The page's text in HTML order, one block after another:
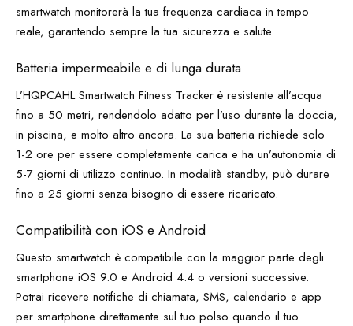
smartwatch monitorerà la tua frequenza cardiaca in tempo
reale, garantendo sempre la tua sicurezza e salute.
Batteria impermeabile e di lunga durata
L’HQPCAHL Smartwatch Fitness Tracker è resistente all’acqua
fino a 50 metri, rendendolo adatto per l’uso durante la doccia,
in piscina, e molto altro ancora. La sua batteria richiede solo
1-2 ore per essere completamente carica e ha un’autonomia di
5-7 giorni di utilizzo continuo. In modalità standby, può durare
fino a 25 giorni senza bisogno di essere ricaricato.
Compatibilità con iOS e Android
Questo smartwatch è compatibile con la maggior parte degli
smartphone iOS 9.0 e Android 4.4 o versioni successive.
Potrai ricevere notifiche di chiamata, SMS, calendario e app
per smartphone direttamente sul tuo polso quando il tuo